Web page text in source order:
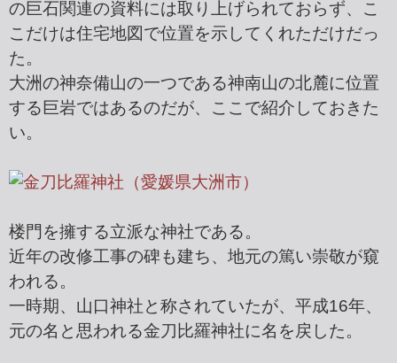
の巨石関連の資料には取り上げられておらず、こ
こだけは住宅地図で位置を示してくれただけだっ
た。
大洲の神奈備山の一つである神南山の北麓に位置
する巨岩ではあるのだが、ここで紹介しておきた
い。
楼門を擁する立派な神社である。
近年の改修工事の碑も建ち、地元の篤い崇敬が窺
われる。
一時期、山口神社と称されていたが、平成16年、
元の名と思われる金刀比羅神社に名を戻した。